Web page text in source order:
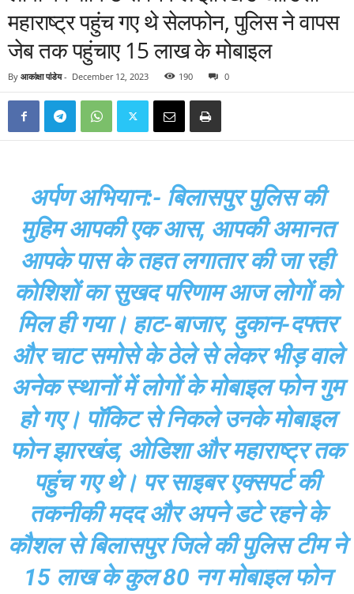
महाराष्ट्र पहुंच गए थे सेलफोन, पुलिस ने वापस
जेब तक पहुंचाए 15 लाख के मोबाइल
By आकांक्षा पांडेय- December 12, 2023 190 0
अर्पण अभियान:- बिलासपुर पुलिस की
मुहिम आपकी एक आस, आपकी अमानत
आपके पास के तहत लगातार की जा रही
कोशिशों का सुखद परिणाम आज लोगों को
मिल ही गया। हाट-बाजार, दुकान-दफ्तर
और चाट समोसे के ठेले से लेकर भीड़ वाले
अनेक स्थानों में लोगों के मोबाइल फोन गुम
हो गए। पॉकिट से निकले उनके मोबाइल
फोन झारखंड, ओडिशा और महाराष्ट्र तक
पहुंच गए थे। पर साइबर एक्सपर्ट की
तकनीकी मदद और अपने डटे रहने के
कौशल से बिलासपुर जिले की पुलिस टीम ने
15 लाख के कुल 80 नग मोबाइल फोन